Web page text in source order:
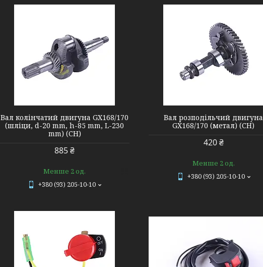
Вал колінчатий двигуна GX168/170
(шліци, d-20 mm, h-85 mm, L-230
mm) (СН)
885 ₴
Менше 2 од.
+380 (93) 205-10-10
Вал розподільчий двигуна
GX168/170 (метал) (СН)
420 ₴
Менше 2 од.
+380 (93) 205-10-10